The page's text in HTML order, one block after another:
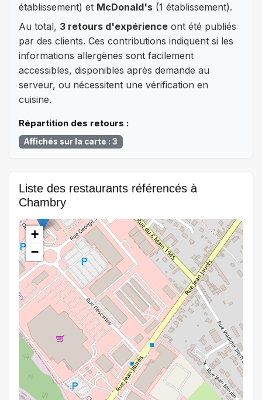
établissement) et McDonald's (1 établissement).
Au total, 3 retours d'expérience ont été publiés
par des clients. Ces contributions indiquent si les
informations allergènes sont facilement
accessibles, disponibles après demande au
serveur, ou nécessitent une vérification en
cuisine.
Répartition des retours :
Affichés sur la carte : 3
Liste des restaurants référencés à
Chambry
+
−